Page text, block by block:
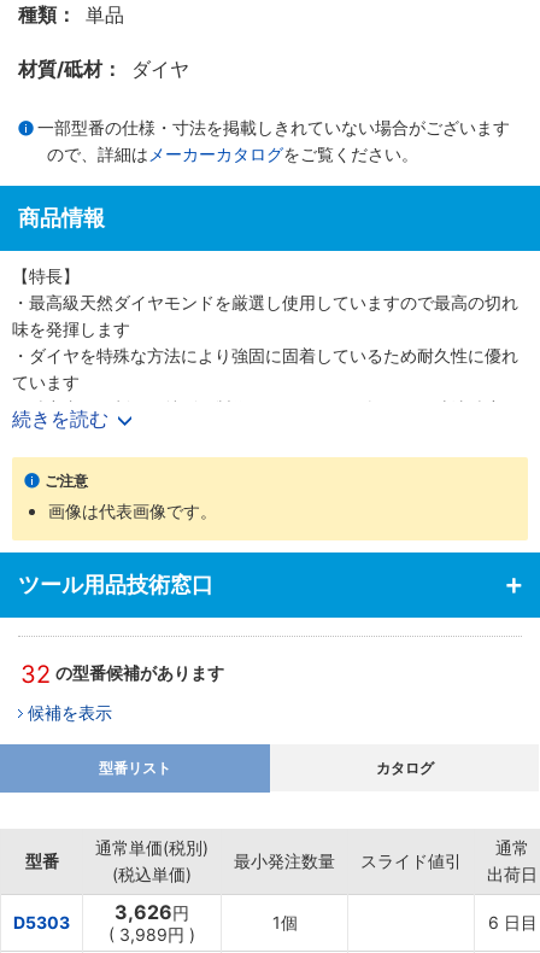
種類： 単品
材質/砥材： ダイヤ
一部型番の仕様・寸法を掲載しきれていない場合がございます
ので、詳細は メーカーカタログをご覧ください。
商品情報
【特長】
・最高級天然ダイヤモンドを厳選し使用していますので最高の切れ
味を発揮します
・ダイヤを特殊な方法により強固に固着しているため耐久性に優れ
ています
・精密内面研削用に特別に製作していますので振れなど寸法精度が
優れています
【用途】
・超硬合金・セラミックス・ガラス・陶磁器・石材・焼入鋼・フェ
ライトなど、内研・治具研削に適しています
続きを読む
ご注意
画像は代表画像です。
ツール用品技術窓口
32 の型番候補があります
候補を表示
型番リスト カタログ
型番
通常単価(税別)
(税込単価)
最小発注数量 スライド値引
通常
出荷日
D5303 3,626円
( 3,989円 )
1個 6 日目